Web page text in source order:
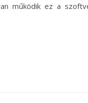
működik ez a